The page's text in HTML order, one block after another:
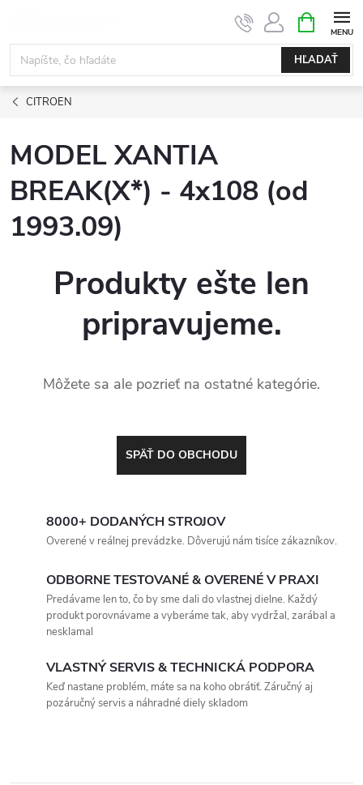
obsah
HĽADAŤ
KOŠÍK
CITROEN
MODEL XANTIA
BREAK(X*) - 4x108 (od
1993.09)
Produkty ešte len
pripravujeme.
Môžete sa ale pozrieť na ostatné kategórie.
SPÄŤ DO OBCHODU
8000+ DODANÝCH STROJOV
Overené v reálnej prevádzke. Dôverujú nám tisíce zákazníkov.
ODBORNE TESTOVANÉ & OVERENÉ V PRAXI
Predávame len to, čo by sme dali do vlastnej dielne. Každý
produkt porovnávame a vyberáme tak, aby vydržal, zarábal a
nesklamal
VLASTNÝ SERVIS & TECHNICKÁ PODPORA
Keď nastane problém, máte sa na koho obrátiť. Záručný aj
pozáručný servis a náhradné diely skladom